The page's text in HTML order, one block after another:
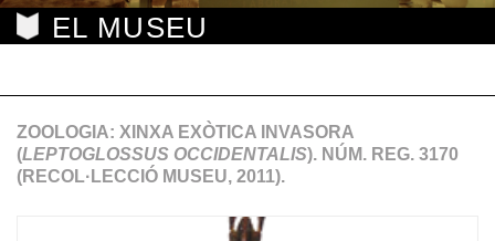
EL MUSEU
ZOOLOGIA: XINXA EXÒTICA INVASORA
(LEPTOGLOSSUS OCCIDENTALIS). NÚM. REG. 3170
(RECOL·LECCIÓ MUSEU, 2011).